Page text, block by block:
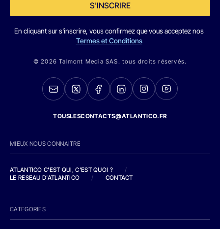
S'INSCRIRE
En cliquant sur s'inscrire, vous confirmez que vous acceptez nos
Termes et Conditions
© 2026 Talmont Media SAS. tous droits réservés.
TOUSLESCONTACTS@ATLANTICO.FR
MIEUX NOUS CONNAITRE
ATLANTICO C'EST QUI, C'EST QUOI ?
/
LE RESEAU D'ATLANTICO
/ CONTACT
CATEGORIES